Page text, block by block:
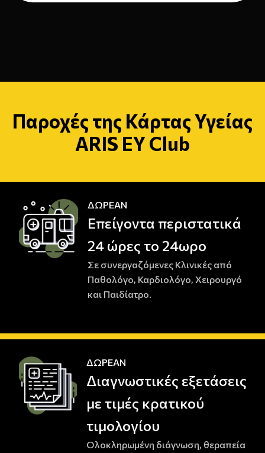
Παροχές της Κάρτας Υγείας
ARIS EY Club
ΔΩΡΕΑΝ
Επείγοντα περιστατικά
24 ώρες το 24ωρo
Σε συνεργαζόμενες Κλινικές από
Παθολόγο, Καρδιολόγο, Χειρουργό
και Παιδίατρο.
ΔΩΡΕΑΝ
Διαγνωστικές εξετάσεις
με τιμές κρατικού
τιμολογίου
Ολοκληρωμένη διάγνωση, θεραπεία